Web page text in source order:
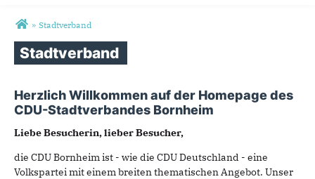
Sie sind hier
» Stadtverband
Stadtverband
Herzlich Willkommen auf der Homepage des
CDU-Stadtverbandes Bornheim
Liebe Besucherin, lieber Besucher,
die CDU Bornheim ist - wie die CDU Deutschland - eine
Volkspartei mit einem breiten thematischen Angebot. Unser